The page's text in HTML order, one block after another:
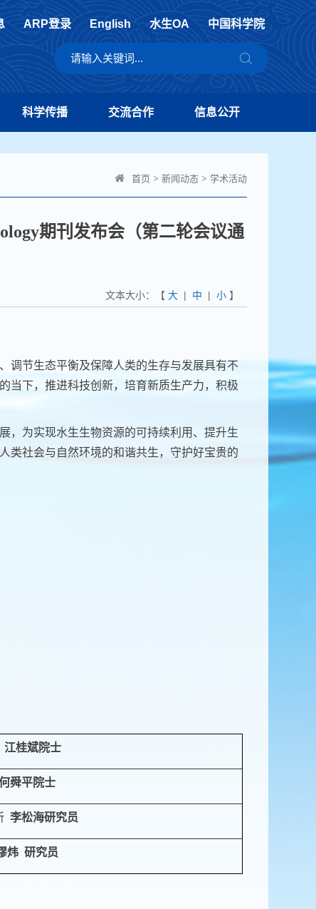
ARP登录 English 水生OA 中国科学院
科学传播 交流合作 信息公开
首页 > 新闻动态 > 学术活动
期刊发布会（第二轮会议通
文本大小：【 大| 中 | 小】
调节生态平衡及保障人类的生存与发展具有不
当下，推进科技创新，培育新质生产力，积极
，为实现水生生物资源的可持续利用、提升生
类社会与自然环境的和谐共生，守护好宝贵的
江桂斌院士
舜平院士
李松海研究员
炜 研究员